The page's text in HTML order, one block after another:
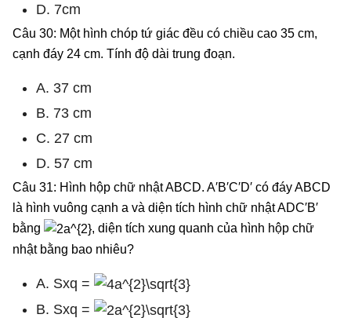
D. 7cm
Câu 30: Một hình chóp tứ giác đều có chiều cao 35 cm,
cạnh đáy 24 cm. Tính độ dài trung đoạn.
A. 37 cm
B. 73 cm
C. 27 cm
D. 57 cm
Câu 31: Hình hộp chữ nhật ABCD. A′B′C′D′ có đáy ABCD
là hình vuông cạnh a và diện tích hình chữ nhật ADC′B′
bằng
, diện tích xung quanh của hình hộp chữ
nhật bằng bao nhiêu?
A. Sxq =
B. Sxq =